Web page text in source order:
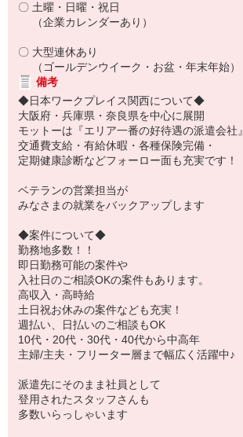
〇 土曜・日曜・祝日
（企業カレンダーあり）
〇 大型連休あり
（ゴールデンウイーク・お盆・年末年始）
備考
◆日本ワークプレイス関西について◆
大阪府・兵庫県・奈良県を中心に展開
モットーは『エリア一番の好待遇の派遣会社』
交通費支給・有給休暇・各種保険完備・
定期健康診断などフォーロー面も充実です！
ベテランの営業担当が
みなさまの就業をバックアップします
◆案件について◆
勤務地多数！！
即日勤務可能の案件や
入社日のご相談OKの案件もあります。
高収入・高時給
土日祝お休みの案件なども充実！
週払い、日払いのご相談もOK
10代・20代・30代・40代から中高年
主婦/主夫・フリーター層まで幅広く活躍中♪
派遣先にそのまま社員として
登用されたスタッフさんも
多数いらっしゃいます